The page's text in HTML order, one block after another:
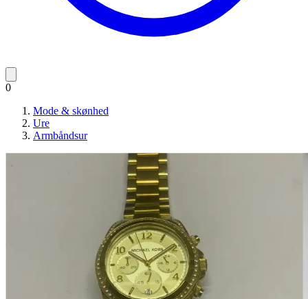
0
Mode & skønhed
Ure
Armbåndsur